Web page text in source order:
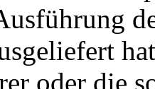
oder die